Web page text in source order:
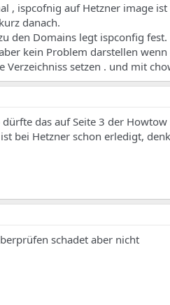
, ispcofnig auf Hetzner image
danach.
den Domains legt ispconfig
kein Problem darstellen
Verzeichniss setzen . und mit
das auf Seite 3 der
bei Hetzner schon erledigt,
schadet aber nicht